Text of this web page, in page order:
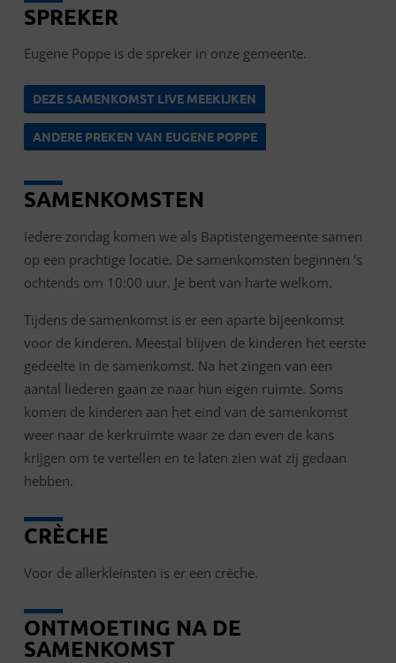
EUGENE
SPREKER
Eugene Poppe is de spreker in onze gemeente.
DEZE SAMENKOMST LIVE MEEKIJKEN
ANDERE PREKEN VAN EUGENE POPPE
SAMENKOMSTEN
Iedere zondag komen we als Baptistengemeente samen
op een prachtige locatie. De samenkomsten beginnen ‘s
ochtends om 10:00 uur. Je bent van harte welkom.
Tijdens de samenkomst is er een aparte bijeenkomst
voor de kinderen. Meestal blijven de kinderen het eerste
gedeelte in de samenkomst. Na het zingen van een
aantal liederen gaan ze naar hun eigen ruimte. Soms
komen de kinderen aan het eind van de samenkomst
weer naar de kerkruimte waar ze dan even de kans
krijgen om te vertellen en te laten zien wat zij gedaan
hebben.
CRÈCHE
Voor de allerkleinsten is er een crèche.
ONTMOETING NA DE
SAMENKOMST